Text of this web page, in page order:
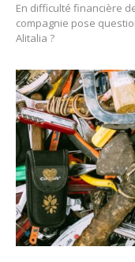
En difficulté financière
compagnie pose
Alitalia ?